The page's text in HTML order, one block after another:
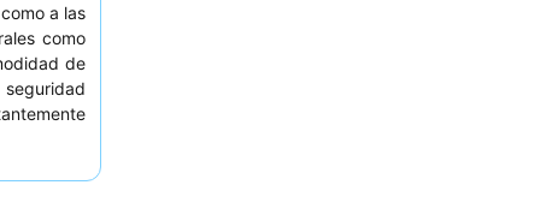
a las
como
de